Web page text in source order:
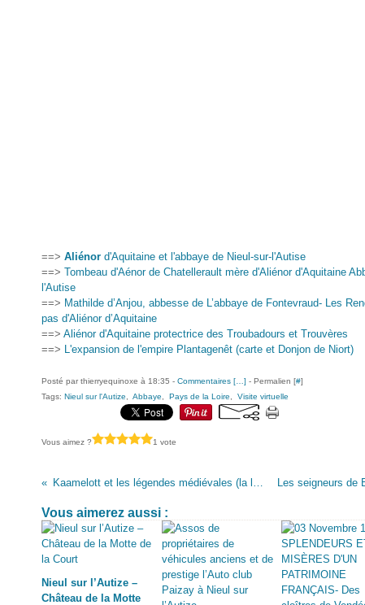
==> Aliénor d'Aquitaine et l'abbaye de Nieul-sur-l'Autise
==> Tombeau d'Aénor de Chatellerault mère d'Aliénor d'Aquitaine
l'Autise
==> Mathilde d’Anjou, abbesse de L’abbaye de Fontevraud- Les
pas d'Aliénor d’Aquitaine
==> Aliénor d'Aquitaine protectrice des Troubadours et Trouvères
==> L'expansion de l'empire Plantagenêt (carte et Donjon de Niort)
Posté par thierryequinoxe à 18:35 - Commentaires [ ] - Permalien [#]
Tags: Nieul sur l'Autize Abbaye Pays de la Loire Visite virtuelle
Vous aimez ? 1 vote
Kaamelott et les légendes médiévales (la légende arthurienne - Domrémy la Pucelle)
Vous aimerez aussi :
Nieul sur l’Autize –
Château de la Motte